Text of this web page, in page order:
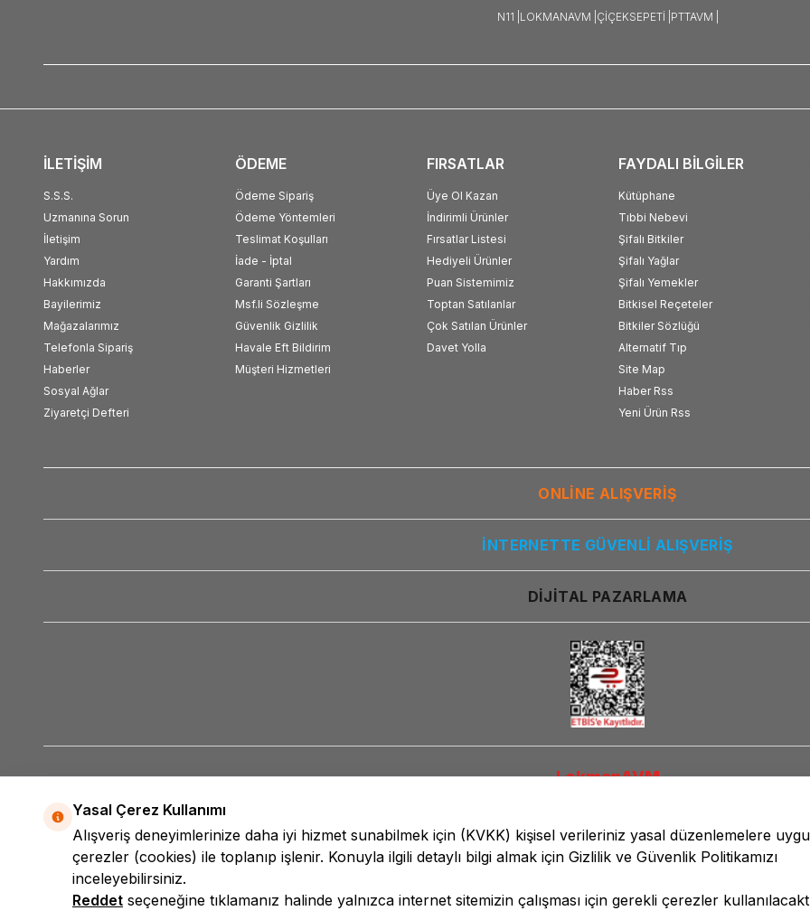
N11 | LOKMANAVM | ÇIÇEKSEPETI | PTTAVM |
İLETİŞİM
S.S.S.
Uzmanına Sorun
İletişim
Yardım
Hakkımızda
Bayilerimiz
Mağazalarımız
Telefonla Sipariş
Haberler
Sosyal Ağlar
Ziyaretçi Defteri
ÖDEME
Ödeme Sipariş
Ödeme Yöntemleri
Teslimat Koşulları
İade - İptal
Garanti Şartları
Msf.li Sözleşme
Güvenlik Gizlilik
Havale Eft Bildirim
Müşteri Hizmetleri
FIRSATLAR
Üye Ol Kazan
İndirimli Ürünler
Fırsatlar Listesi
Hediyeli Ürünler
Puan Sistemimiz
Toptan Satılanlar
Çok Satılan Ürünler
Davet Yolla
FAYDALI BİLGİLER
Kütüphane
Tıbbi Nebevi
Şifalı Bitkiler
Şifalı Yağlar
Şifalı Yemekler
Bitkisel Reçeteler
Bitkiler Sözlüğü
Alternatif Tıp
Site Map
Haber Rss
Yeni Ürün Rss
ONLİNE ALIŞVERİŞ
İNTERNETTE GÜVENLİ ALIŞVERİŞ
DİJİTAL PAZARLAMA
LokmanAVM
Yasal Çerez Kullanımı
Alışveriş deneyimlerinize daha iyi hizmet sunabilmek için (KVKK) kişisel verileriniz yasal düzenlemelere
çerezler (cookies) ile toplanıp işlenir. Konuyla ilgili detaylı bilgi almak için Gizlilik ve Güvenlik Politikamızı
inceleyebilirsiniz.
Reddet seçeneğine tıklamanız halinde yalnızca internet sitemizin çalışması için gerekli çerezler